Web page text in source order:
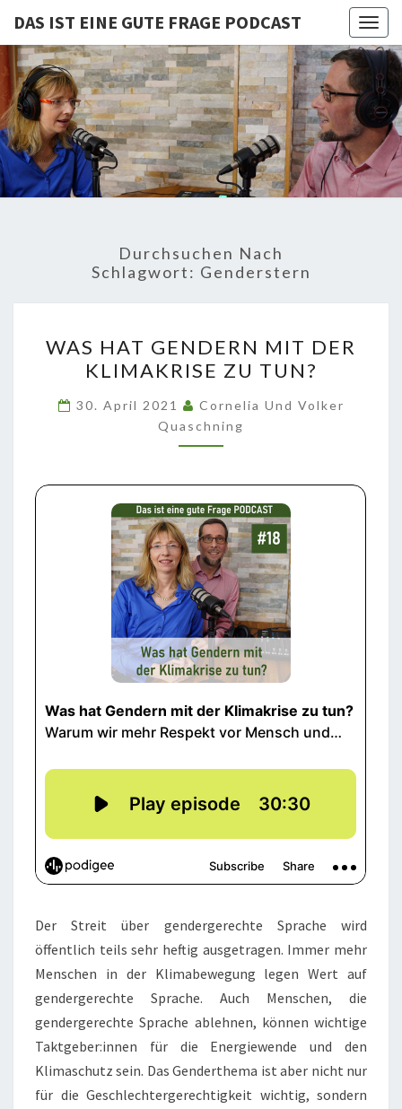
DAS IST EINE GUTE FRAGE PODCAST
DAS IST
EINE
GUTE
FRAGE
PODCAST
Von Cornelia Und
Volker
Quaschning – Der
Podcast Zur
Klimakrise Und
Energierevolution
Energiewende-
Fakten Und
Hintergründe
Durchsuchen Nach
Schlagwort: Genderstern
HAT
GENDERN
MIT
DER
KLIMAKRISE
WAS HAT GENDERN MIT DER
KLIMAKRISE ZU TUN?
30. April 2021
Cornelia Und Volker
Quaschning
Der Streit über gendergerechte Sprache wird
öffentlich teils sehr heftig ausgetragen. Immer mehr
Menschen in der Klimabewegung legen Wert auf
gendergerechte Sprache. Auch Menschen, die
gendergerechte Sprache ablehnen, können wichtige
Taktgeber:innen für die Energiewende und den
Klimaschutz sein. Das Genderthema ist aber nicht nur
für die Geschlechtergerechtigkeit wichtig, sondern